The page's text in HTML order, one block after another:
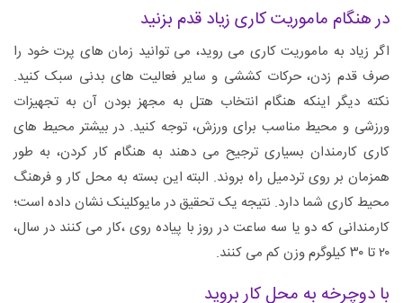
در هنگام ماموریت کاری زیاد قدم بزنید
اگر زیاد به ماموریت کاری می‌ روید، می توانید زمان‌ های پرت خود را
صرف قدم زدن، حرکات کششی و سایر فعالیت‌ های بدنی سبک کنید.
نکته دیگر اینکه هنگام انتخاب هتل به مجهز بودن آن به تجهیزات
ورزشی و محیط مناسب برای ورزش، توجه کنید. در بیشتر محیط های
کاری کارمندان بسیاری ترجیح می دهند به هنگام کار کردن، به طور
همزمان بر روی تردمیل راه بروند. البته این بسته به محل کار و فرهنگ
محیط کاری شما دارد. نتیجه یک تحقیق در مایوکلینک نشان داده است؛
کارمندانی که دو یا سه ساعت در روز با پیاده روی ،کار می ‌کنند در سال،
۲۰ تا ۳۰ کیلوگرم وزن کم می ‌کنند.
با دوچرخه به محل کار بروید